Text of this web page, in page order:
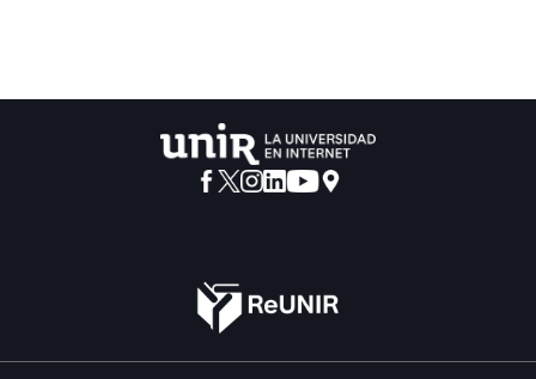
sentencia viene a reafirmar como legítima dicha ex iusta
causa de desheredación a los descendientes.